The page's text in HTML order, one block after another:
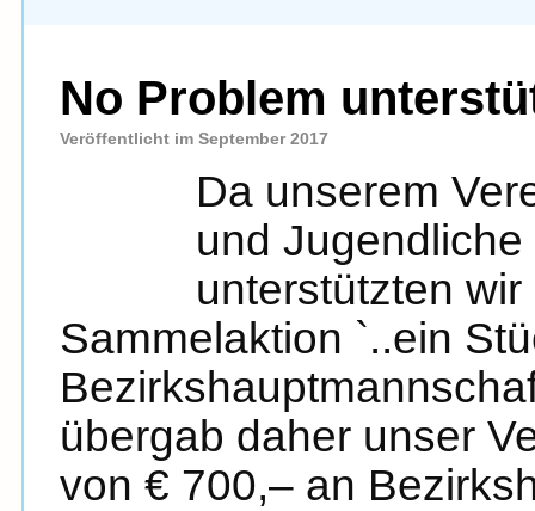
No Problem
Veröffentlicht im September 2017
Da unserem
und
unterstützten
Sammelaktion `..ein
übergab daher unser
von € 700,– an